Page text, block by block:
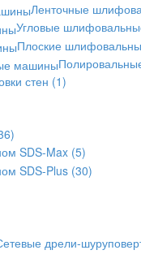
Ленточные
Угловые
Плоские
стен (1)
SDS-Max (5)
SDS-Plus (30)
дрели-